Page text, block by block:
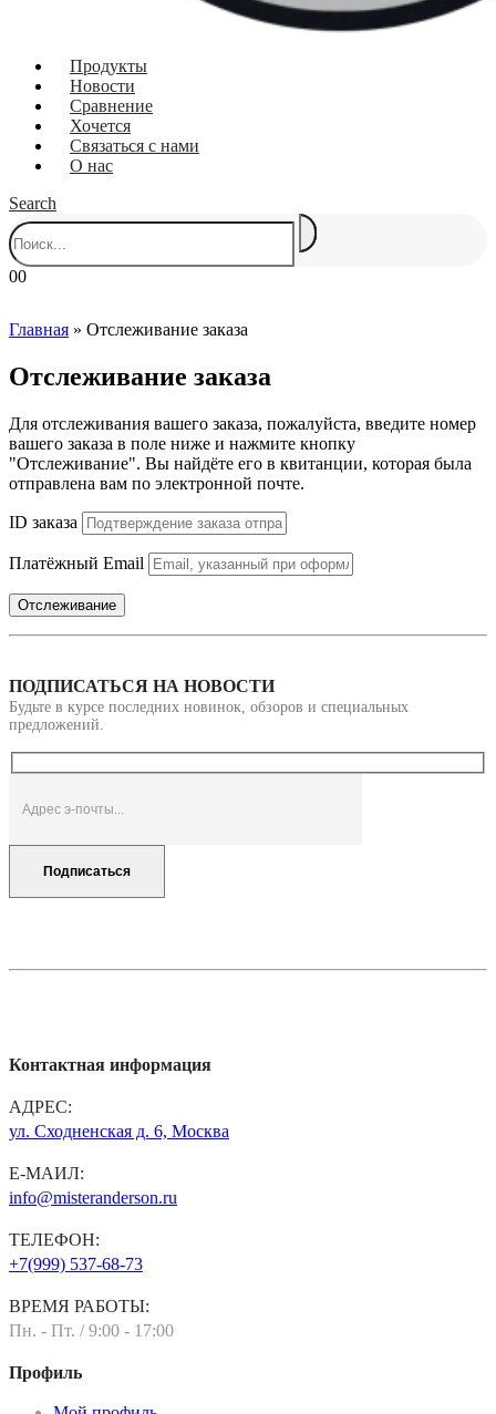
Продукты
Новости
Сравнение
Хочется
Связаться с нами
О нас
Search
00
Главная » Отслеживание заказа
Отслеживание заказа
Для отслеживания вашего заказа, пожалуйста, введите номер
вашего заказа в поле ниже и нажмите кнопку
"Отслеживание". Вы найдёте его в квитанции, которая была
отправлена вам по электронной почте.
ID заказа
Платёжный Email
Отслеживание
ПОДПИСАТЬСЯ НА НОВОСТИ
Будьте в курсе последних новинок, обзоров и специальных
предложений.
Контактная информация
АДРЕС:
ул. Сходненская д. 6, Москва
Е-МАИЛ:
info@misteranderson.ru
ТЕЛЕФОН:
+7(999) 537-68-73
ВРЕМЯ РАБОТЫ:
Пн. - Пт. / 9:00 - 17:00
Профиль